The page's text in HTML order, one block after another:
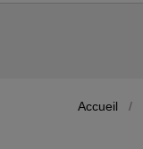
Accueil /